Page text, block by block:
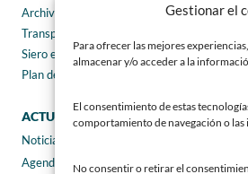
Gestionar el
Para ofrecer las mejores
almacenar y/o acceder a la
El consentimiento de estas
comportamiento de navegación o
No consentir o retirar el
Archivo municipal
Transparencia
Siero en Cifras
Plan de igualdad
ACTUALIDAD
Noticias
Agenda